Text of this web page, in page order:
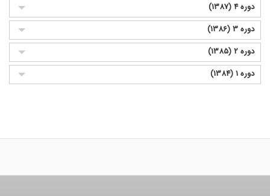
دوره 4 (1387)
دوره 3 (1386)
دوره 2 (1385)
دوره 1 (1384)